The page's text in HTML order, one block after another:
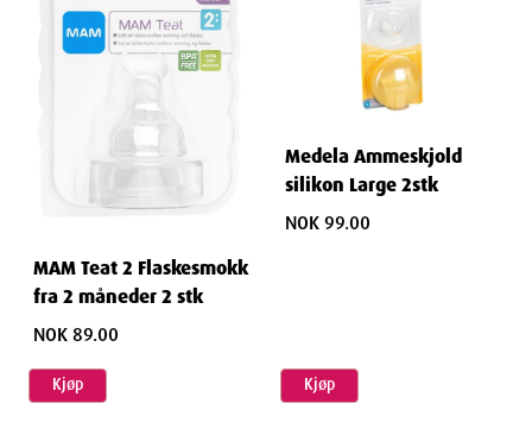
MAM Teat 2 Flaskesmokk
fra 2 måneder 2 stk
NOK 89.00
Kjøp
Medela Ammeskjold
silikon Large 2stk
NOK 99.00
Kjøp